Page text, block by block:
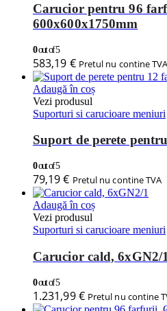
Carucior pentru 96
600x600x1750mm
0out of 5
583,19 € Pretul nu contine TVA
Adaugă în coș
Vezi produsul
Suporturi si carucioare meniuri
Suport de perete
0out of 5
79,19€ Pretul nu contine TVA
Adaugă în coș
Vezi produsul
Suporturi si carucioare meniuri
Carucior cald, 6xGN2/1
0out of 5
1.231,99€ Pretul nu contine